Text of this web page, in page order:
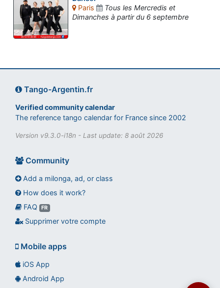
Paris
Tous les Mercredis et
Dimanches à partir du 6 septembre
Tango-Argentin.fr
Verified community calendar
The reference tango calendar for France since 2002
Version v9.3.0-i18n - Last update: 8 août 2026
Community
Add a milonga, ad, or class
How does it work?
FAQ
FR
Supprimer votre compte
Mobile apps
iOS App
Android App
Assistant tango-argentin.fr
Questions sur les milongas, cours et stages